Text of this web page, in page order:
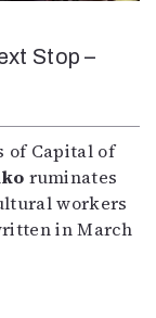
Stop –
of Capital of
ruminates
workers
in March